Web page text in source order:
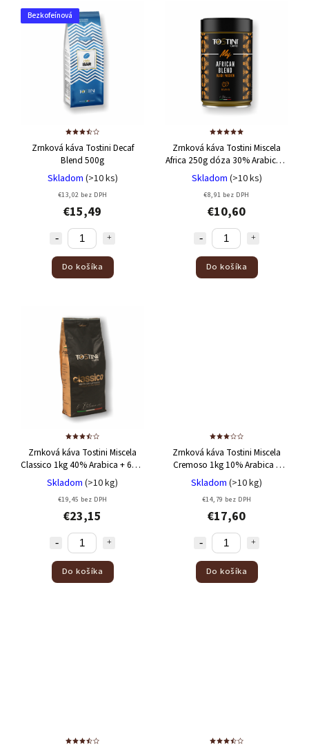
Torveca
Saicaf
Quaranta
Pitti Caffe
Golden Caffe
Caffe Cagliari
Caffe Tostini 8
Caffe Intenso 1
Bezkofeínová
Zrnková káva Tostini Decaf
Blend 500g
Skladom (>10 ks)
€13,02 bez DPH
€15,49
Do košíka
Zrnková káva Tostini Miscela
Africa 250g dóza 30% Arabica +
70% Robusta
Skladom (>10 ks)
€8,91 bez DPH
€10,60
Do košíka
Zrnková káva Tostini Miscela
Classico 1kg40% Arabica + 60%
Robusta
Skladom (>10 kg)
€19,45 bez DPH
€23,15
Do košíka
Zrnková káva Tostini Miscela
Cremoso 1kg 10% Arabica +
90% Robusta
Skladom (>10 kg)
€14,79 bez DPH
€17,60
Do košíka